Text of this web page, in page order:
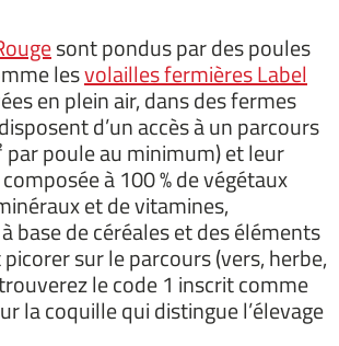
sont pondus par des poules
lesvolailles fermières Label
en plein air, dans des fermes
d’un accès à un parcours
par poule au minimum) et leur
à 100 % de végétaux
et de vitamines,
base de céréales et des éléments
sur le parcours (vers, herbe,
le code 1 inscrit comme
la coquille qui distingue l’élevage